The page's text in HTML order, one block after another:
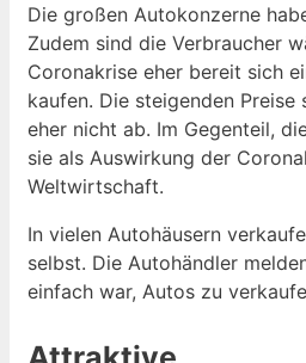
Die großen Autokonzerne
Zudem sind die Verbraucher
Coronakrise eher bereit sich
kaufen. Die steigenden Preise
eher nicht ab. Im Gegenteil,
sie als Auswirkung der
Weltwirtschaft.
In vielen Autohäusern
selbst. Die Autohändler
einfach war, Autos zu